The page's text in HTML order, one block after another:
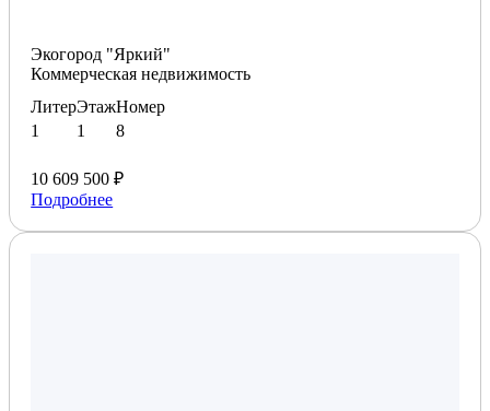
Экогород "Яркий"
Коммерческая недвижимость
Литер
1
Этаж
1
Номер
8
10 609 500 ₽
Подробнее